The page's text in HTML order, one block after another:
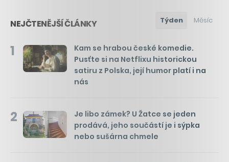
NEJČTENĚJŠÍ ČLÁNKY Týden Měsíc
1
Kam se hrabou české komedie.
Pusťte si na Netflixu historickou
satiru z Polska, její humor platí i na
nás
2
Je libo zámek? U Žatce se jeden
prodává, jeho součástí je i sýpka
nebo sušárna chmele